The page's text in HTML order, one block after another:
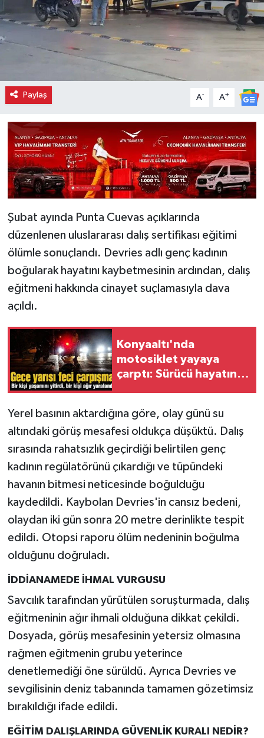
Paylaş A- A+
Şubat ayında Punta Cuevas açıklarında
düzenlenen uluslararası dalış sertifikası eğitimi
ölümle sonuçlandı. Devries adlı genç kadının
boğularak hayatını kaybetmesinin ardından, dalış
eğitmeni hakkında cinayet suçlamasıyla dava
açıldı.
Konyaaltı'nda
motosiklet yayaya
çarptı: Sürücü hayatını
Yerel basının aktardığına göre, olay günü su
altındaki görüş mesafesi oldukça düşüktü. Dalış
sırasında rahatsızlık geçirdiği belirtilen genç
kadının regülatörünü çıkardığı ve tüpündeki
havanın bitmesi neticesinde boğulduğu
kaydedildi. Kaybolan Devries'in cansız bedeni,
olaydan iki gün sonra 20 metre derinlikte tespit
edildi. Otopsi raporu ölüm nedeninin boğulma
olduğunu doğruladı.
İDDİANAMEDE İHMAL VURGUSU
Savcılık tarafından yürütülen soruşturmada, dalış
eğitmeninin ağır ihmali olduğuna dikkat çekildi.
Dosyada, görüş mesafesinin yetersiz olmasına
rağmen eğitmenin grubu yeterince
denetlemediği öne sürüldü. Ayrıca Devries ve
sevgilisinin deniz tabanında tamamen gözetimsiz
bırakıldığı ifade edildi.
EĞİTİM DALIŞLARINDA GÜVENLİK KURALI NEDİR?